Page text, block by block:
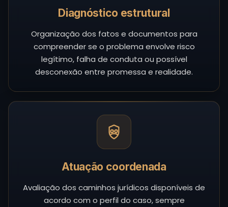
Diagnóstico estrutural
Organização dos fatos e documentos para
compreender se o problema envolve risco
legítimo, falha de conduta ou possível
desconexão entre promessa e realidade.
Atuação coordenada
Avaliação dos caminhos jurídicos disponíveis de
acordo com o perfil do caso, sempre